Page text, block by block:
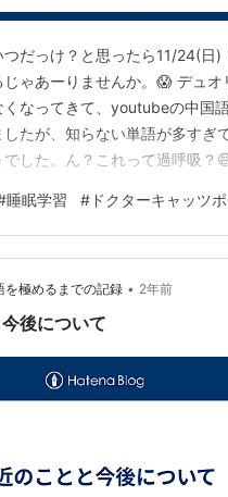
だっけ？と思ったら11/24(日)
じゃあーりませんか。😱 デュオ
くなってきて、youtubeの中国
たが、知らない単語が多すぎ
した。ん？これって過呼吸？
ドクターキャッツポー大作戦」
ｰﾝ ドクターキャッツポー…購
も、その効果のほどもわかり
うフレーズと共に久々に思い
っそく睡眠学習を始めたいと思
睡眠学習 # ドクターキャッツ
を極めるまでの記録 • 2年前
後について